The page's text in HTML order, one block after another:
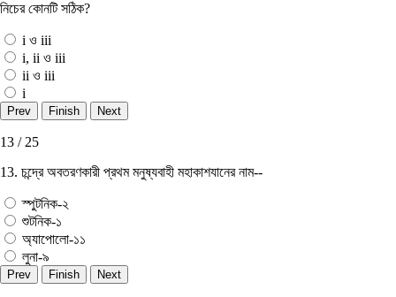
নিচের কোনটি সঠিক?
i ও iii
i, ii ও iii
ii ও iii
i
13 / 25
13. চন্দ্রে অবতরণকারী প্রথম মনুষ্যবাহী মহাকাশযানের নাম--
স্পুটনিক-২
শুটনিক-১
অ্যাপােলাে-১১
লুনা-৯